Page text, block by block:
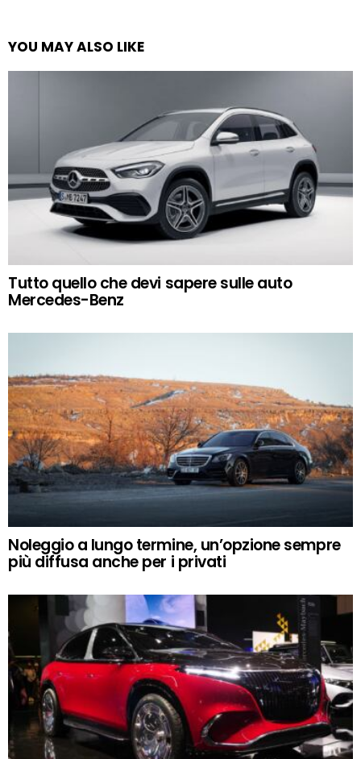
YOU MAY ALSO LIKE
Tutto quello che devi sapere sulle auto
Mercedes-Benz
Noleggio a lungo termine, un’opzione sempre
più diffusa anche per i privati